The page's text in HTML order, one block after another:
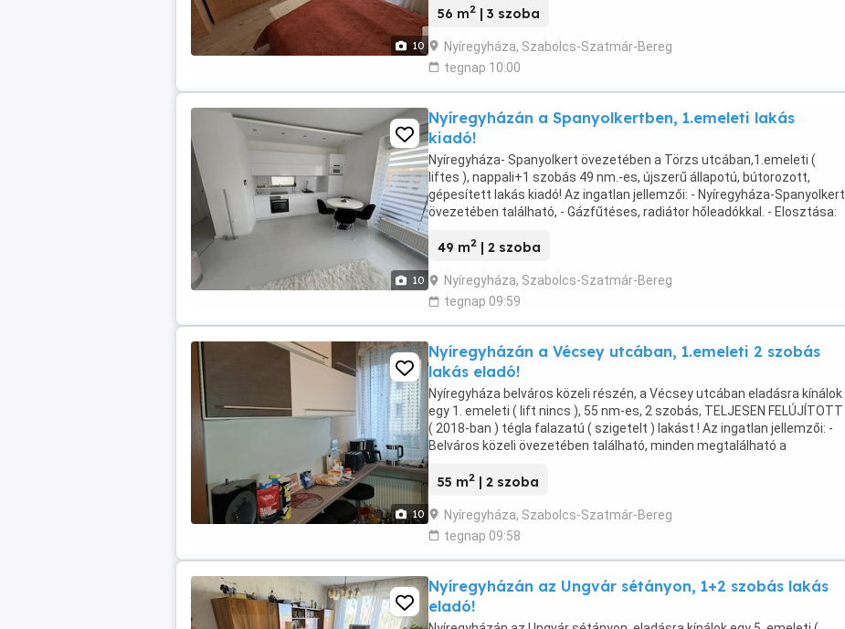
10
56 m2 | 3 szoba
Nyíregyháza, Szabolcs-Szatmár-Bereg
tegnap 10:00
10
Nyíregyházán a Spanyolkertben, 1.emeleti lakás
kiadó!
Nyíregyháza- Spanyolkert övezetében a Törzs utcában,1.emeleti (
liftes ), nappali+1 szobás 49 nm.-es, újszerű állapotú, bútorozott,
gépesített lakás kiadó! Az ingatlan jellemzői: - Nyíregyháza-Spanyolkert
övezetében található, - Gázfűtéses, radiátor hőleadókkal. - Elosztása:
49 m2 | 2 szoba
Nyíregyháza, Szabolcs-Szatmár-Bereg
tegnap 09:59
10
Nyíregyházán a Vécsey utcában, 1.emeleti 2 szobás
lakás eladó!
Nyíregyháza belváros közeli részén, a Vécsey utcában eladásra kínálok
egy 1. emeleti ( lift nincs ), 55 nm-es, 2 szobás, TELJESEN FELÚJÍTOTT
( 2018-ban ) tégla falazatú ( szigetelt ) lakást ! Az ingatlan jellemzői: -
Belváros közeli övezetében található, minden megtalálható a
55 m2 | 2 szoba
Nyíregyháza, Szabolcs-Szatmár-Bereg
tegnap 09:58
Nyíregyházán az Ungvár sétányon, 1+2 szobás lakás
eladó!